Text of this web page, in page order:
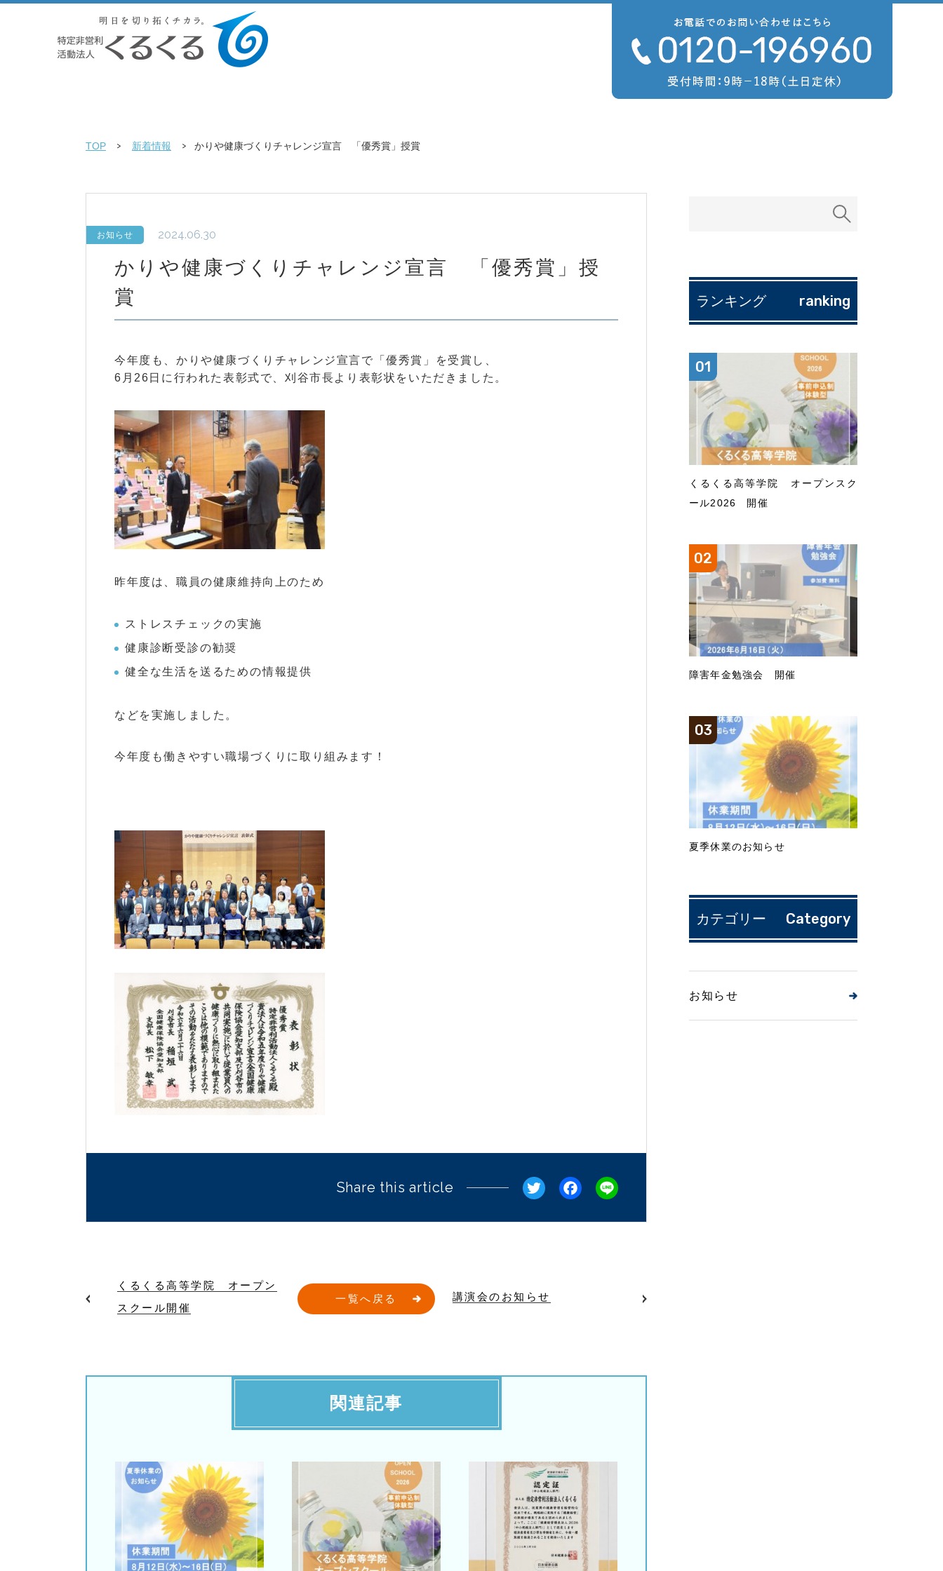
TOP 新着情報 かりや健康づくりチャレンジ宣言 「優秀賞」授賞
お知らせ 2024.06.30
かりや健康づくりチャレンジ宣言 「優秀賞」授
賞
今年度も、かりや健康づくりチャレンジ宣言で「優秀賞」を受賞し、
6月26日に行われた表彰式で、刈谷市長より表彰状をいただきました。
昨年度は、職員の健康維持向上のため
ストレスチェックの実施
健康診断受診の勧奨
健全な生活を送るための情報提供
などを実施しました。
今年度も働きやすい職場づくりに取り組みます！
Share this article TwitterFacebook
くるくる高等学院 オープン
スクール開催
一覧へ戻る 講演会のお知らせ
関連記事
ランキング ranking
くるくる高等学院 オープンスク
ール2026 開催
障害年金勉強会 開催
夏季休業のお知らせ
カテゴリー Category
お知らせ